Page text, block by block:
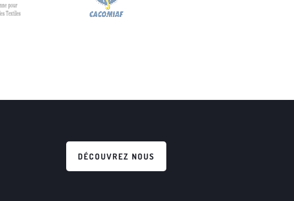
DÉCOUVREZ NOUS